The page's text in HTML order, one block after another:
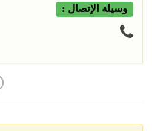
وسيلة الإتصال :